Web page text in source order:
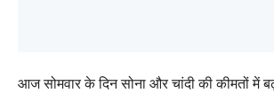
आज सोमवार के दिन सोना और चांदी की कीमतों में